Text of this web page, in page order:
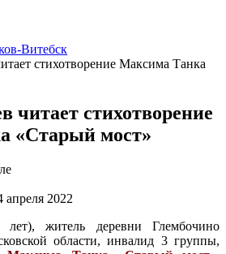
Витебск
стихотворение Максима Танка
читает стихотворение
«Старый мост»
2022
житель деревни Глембочино
области, инвалид 3 группы,